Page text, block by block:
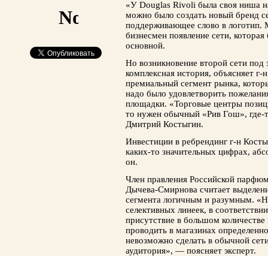
«У Douglas Rivoli была своя ниша
можно было создать новый бренд
поддерживающее слово в
бизнесмен появление сети, которая
основной.
Но возникновение второй сети
комплексная история, объясняет
премиальный сегмент рынка,
надо было удовлетворить
площадки. «Торговые центры
то нужен обычный «Рив Гош», где-
Дмит­рий Костыгин.
Инвестиции в ребрендинг г-н
каких-то значительных цифрах,
он.
Член правления Российской
Дычева-Смирнова считает
сегмента логичным и разумным.
селективных линеек, в
присутствие в большом
проводить в магазинах
невозможно сделать в обычной
аудитория», — поясняет эксперт.